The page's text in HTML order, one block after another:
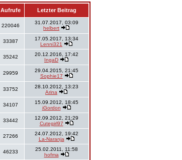
Aufrufe Letzter Beitrag
220046
31.07.2017, 03:09
helbert
33387
17.05.2017, 13:34
Lenni321
35242
20.12.2016, 17:42
IngaD
29959
29.04.2015, 21:45
Sophie17
33752
28.10.2012, 13:23
Arina
34107
15.09.2012, 18:45
iGordon
33442
12.09.2012, 21:29
Cutegirl97
27266
24.07.2012, 19:42
La-Naranja
46233
25.02.2011, 11:58
hofma